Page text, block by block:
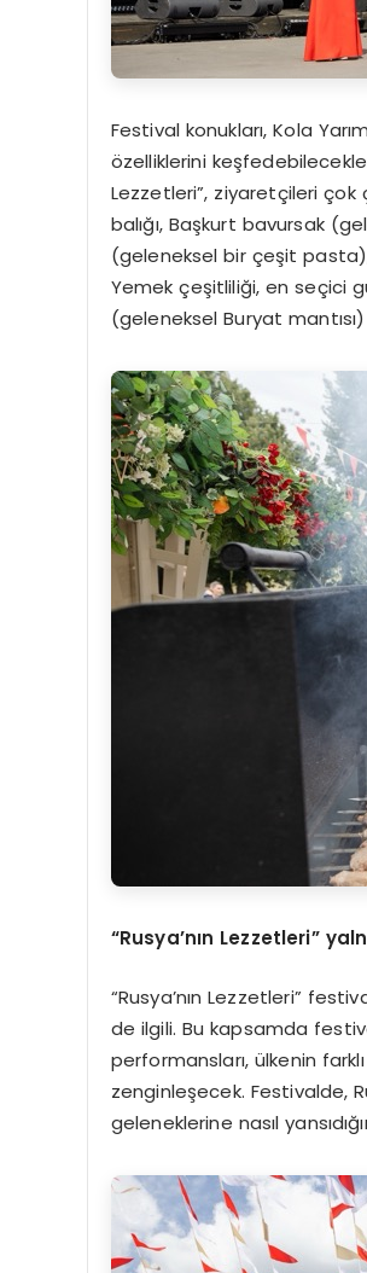
Festival konukları, Kola
özelliklerini
Lezzetleri”, ziyaretçileri çok
balığı, Başkurt bavursak
(geleneksel bir çeşit pasta),
Yemek çeşitliliği, en seçici
(geleneksel Buryat
“Rusya’nın Lezzetleri”
“Rusya’nın Lezzetleri”
de ilgili. Bu kapsamda
performansları, ülkenin
zenginleşecek. Festivalde,
geleneklerine nasıl